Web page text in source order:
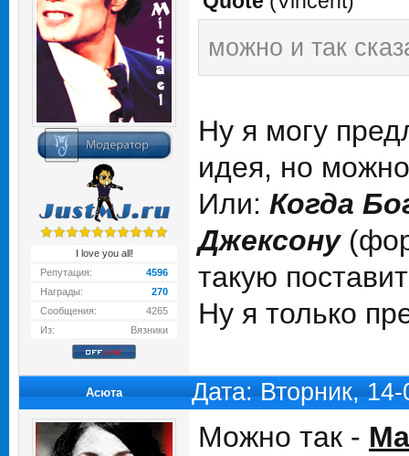
I love you all!
Репутация:
4596
Награды:
270
Сообщения:
4265
Из:
Вязники
можно и так
Ну я могу
идея, но
Или: Когда
Джексону
такую
Ну я только
Асюта Дата: Вторник,
Можно так -